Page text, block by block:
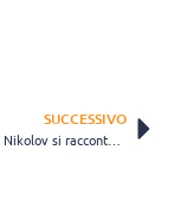
SUCCESSIVO
Lube, Simeon Nikolov si racconta dopo la firma: “Giocare con Alex? Un piacere indescrivibile”